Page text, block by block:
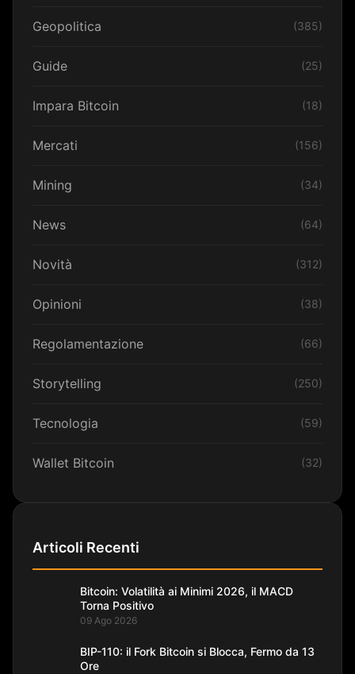
Geopolitica (385)
Guide (25)
Impara Bitcoin (18)
Mercati (156)
Mining (34)
News (64)
Novità (312)
Opinioni (38)
Regolamentazione (66)
Storytelling (250)
Tecnologia (59)
Wallet Bitcoin (32)
Articoli Recenti
Bitcoin: Volatilità ai Minimi 2026, il MACD
Torna Positivo
09 Ago 2026
BIP-110: il Fork Bitcoin si Blocca, Fermo da 13
Ore